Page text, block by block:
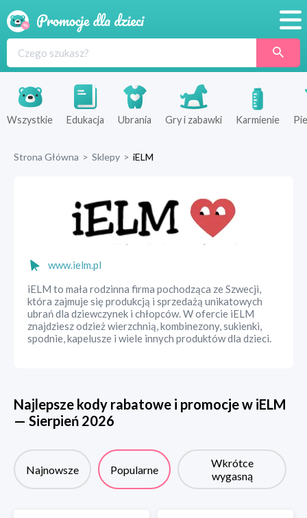
Produkty
Sklepy
Wszystkie Edukacja Ubrania Gry i zabawki Karmienie
Strona Główna > Sklepy > iELM
www.ielm.pl
iELM to mała rodzinna firma pochodząca ze Szwecji,
która zajmuje się produkcją i sprzedażą unikatowych
ubrań dla dziewczynek i chłopców. W ofercie iELM
znajdziesz odzież wierzchnią, kombinezony, sukienki,
spodnie, kapelusze i wiele innych produktów dla dzieci.
Najlepsze kody rabatowe i promocje w iELM
— Sierpień 2026
Najnowsze Popularne
Wkrótce
wygasną